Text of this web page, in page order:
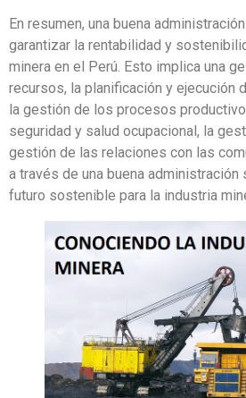
En resumen, una buena
garantizar la rentabilidad y
minera en el Perú. Esto implica una
recursos, la planificación y ejecución
la gestión de los procesos
seguridad y salud ocupacional, la
gestión de las relaciones con las
a través de una buena administración
futuro sostenible para la industria